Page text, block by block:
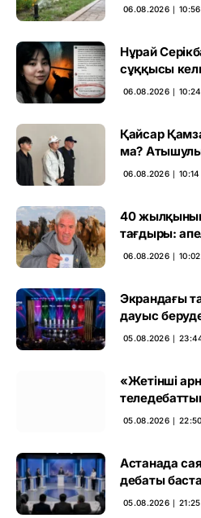
06.08.2026 ∣ 10:56
Нұрай
сұққысы
ұсталды
06.08.2026 ∣ 10:24
Қайсар
ма?
әуежайында
06.08.2026 ∣ 10:14
40
тағдыры:
үкімді бұзды
06.08.2026 ∣ 10:02
Экрандағы
дауыс
05.08.2026 ∣
«Жетінші
нәтижесі
05.08.2026 ∣ 22:50
Астанада
дебаты
05.08.2026 ∣ 21:25